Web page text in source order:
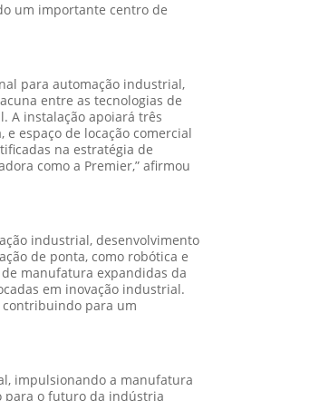
um importante centro de
para automação industrial,
entre as tecnologias de
A instalação apoiará três
espaço de locação comercial
na estratégia de
como a Premier,” afirmou
industrial, desenvolvimento
de ponta, como robótica e
manufatura expandidas da
em inovação industrial.
contribuindo para um
impulsionando a manufatura
para o futuro da indústria